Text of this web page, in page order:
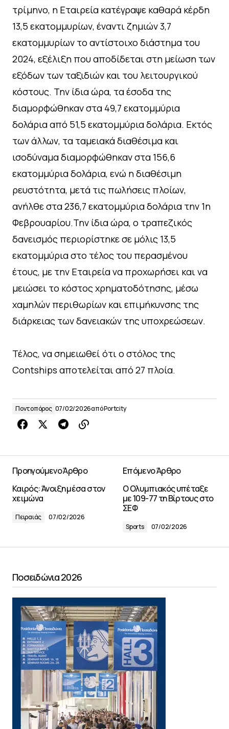
τρίμηνο, η Εταιρεία κατέγραψε καθαρά κέρδη
13,5 εκατομμυρίων, έναντι ζημιών 3,7
εκατομμυρίων το αντίστοιχο διάστημα του
2024, εξέλιξη που αποδίδεται στη μείωση των
εξόδων των ταξιδιών και του λειτουργικού
κόστους. Την ίδια ώρα, τα έσοδα της
διαμορφώθηκαν στα 49,7 εκατομμύρια
δολάρια από 51,5 εκατομμύρια δολάρια. Εκτός
των άλλων, τα ταμειακά διαθέσιμα και
ισοδύναμα διαμορφώθηκαν στα 156,6
εκατομμύρια δολάρια, ενώ η διαθέσιμη
ρευστότητα, μετά τις πωλήσεις πλοίων,
ανήλθε στα 236,7 εκατομμύρια δολάρια την 1η
Φεβρουαρίου.Την ίδια ώρα, ο τραπεζικός
δανεισμός περιορίστηκε σε μόλις 13,5
εκατομμύρια στο τέλος του περασμένου
έτους, με την Εταιρεία να προχωρήσει και να
μειώσει το κόστος χρηματοδότησης, μέσω
χαμηλών περιθωρίων και επιμήκυνσης της
διάρκειας των δανειακών της υποχρεώσεων.
Τέλος, να σημειωθεί ότι ο στόλος της
Contships αποτελείται από 27 πλοία.
Ποντοπόρος 07/02/2026απόPortcity
Προηγούμενο Άρθρο
Καιρός: Άνοιξη μέσα στον
χειμώνα
Πειραιάς 07/02/2026
Επόμενο Άρθρο
Ο Ολυμπιακός υπέταξε
με 109-77 τη Βίρτους στο
ΣΕΦ
Sports 07/02/2026
Ποσειδώνια 2026